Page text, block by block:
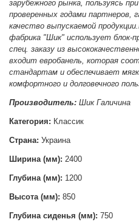
зарубежного рынка, пользуясь
проверенных годами партнеров,
качество выпускаемой продукции.
фабрика "Шик" использует блок-
спец. заказу из
входит евробанель, которая
стандартам и обеспечивает
комфортного и долговечного
Производитель: Шик Галичина
Категория: Классик
Страна: Украина
Ширина (мм): 2400
Глубина (мм): 1200
Высота (мм): 850
Глубина сиденья (мм): 750